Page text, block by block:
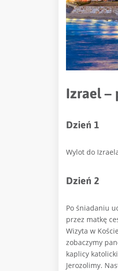
Izrael –
Dzień 1
Wylot do
Dzień 2
Po śniadaniu
przez matkę
Wizyta w
zobaczymy
kaplicy
Jerozolimy.